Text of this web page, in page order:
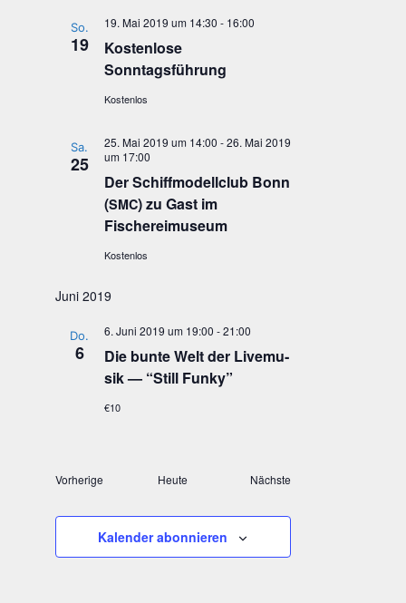
So.
19
Kos­ten­lo­se
Sonntagsführung
19. Mai 2019 um 14:30 - 16:00
Kostenlos
Sa.
25
Der Schiff­mo­dell­club Bonn
(SMC) zu Gast im
Fischereimuseum
25. Mai 2019 um 14:00 -26. Mai 2019
um 17:00
Kostenlos
Juni 2019
Do.
6
Die bun­te Welt der Live­mu­
sik — “Still Funky”
6. Juni 2019 um 19:00 -21:00
€10
VorherigeVeranstaltungen
Heute NächsteVeranstaltungen
Kalender abonnieren